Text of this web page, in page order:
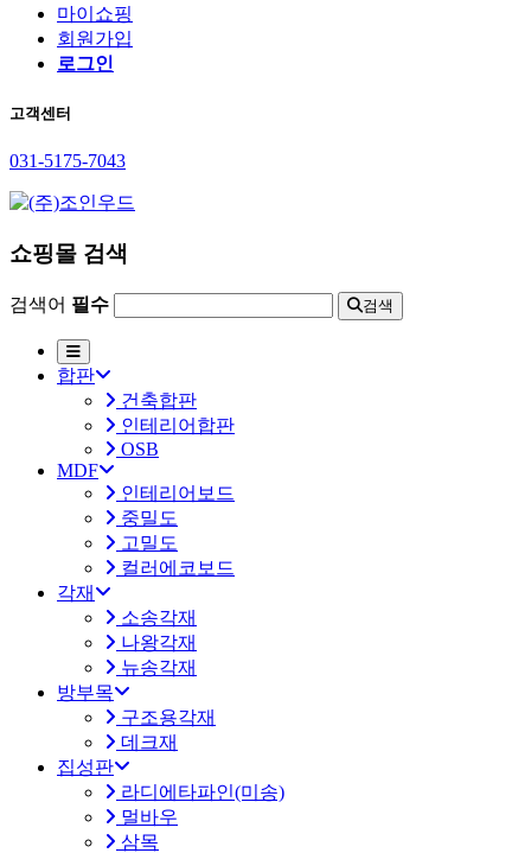
마이쇼핑
회원가입
로그인
고객센터
031-5175-7043
쇼핑몰 검색
검색어 필수 검색
합판
건축합판
인테리어합판
OSB
MDF
인테리어보드
중밀도
고밀도
컬러에코보드
각재
소송각재
나왕각재
뉴송각재
방부목
구조용각재
데크재
집성판
라디에타파인(미송)
멀바우
삼목